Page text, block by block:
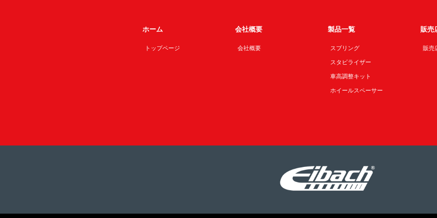
ホーム
トップページ
会社概要
会社概要
製品一覧
スプリング
スタビライザー
車高調整キット
ホイールスペーサー
販売
販売